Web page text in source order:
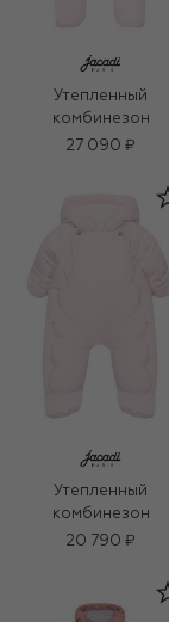
Утепленный
комбинезон
27 090 ₽
Утепленный
комбинезон
20 790 ₽